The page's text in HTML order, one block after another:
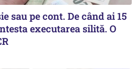
sau pe cont. De când ai 15
executarea silită. O